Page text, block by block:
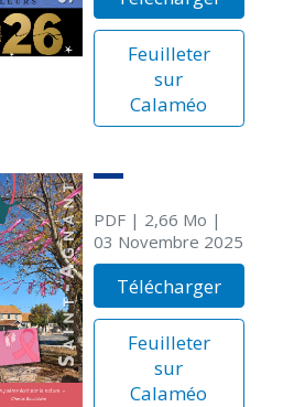
Feuilleter
sur
Calaméo
PDF| 2,66 Mo |
03 Novembre 2025
Télécharger
Feuilleter
sur
Calaméo